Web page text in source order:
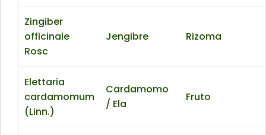
Zingiber
officinale
Rosc
Jengibre Rizoma
Elettaria
cardamomum
(Linn.)
Cardamomo
/ Ela
Fruto